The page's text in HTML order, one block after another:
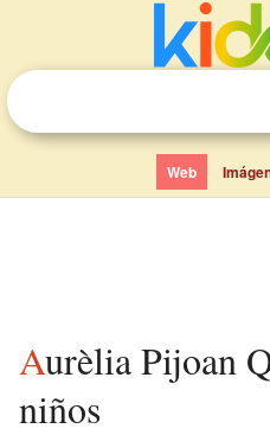
Web
Aurèlia Pijoan Querol para
niños